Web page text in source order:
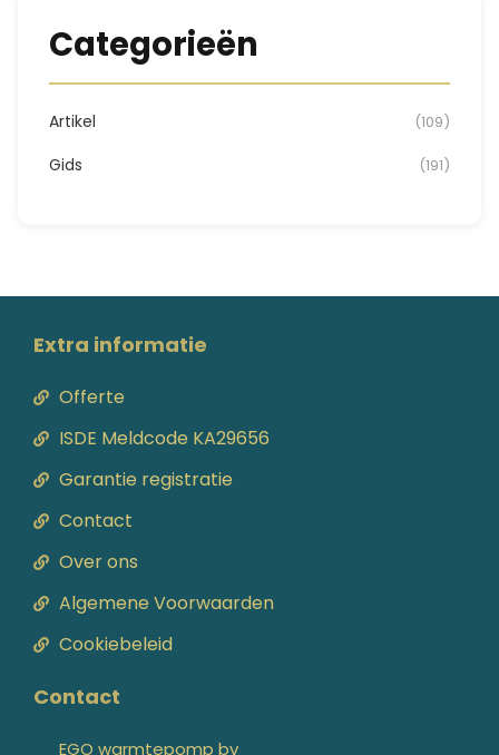
Categorieën
Artikel (109)
Gids (191)
Extra informatie
Offerte
ISDE Meldcode KA29656
Garantie registratie
Contact
Over ons
Algemene Voorwaarden
Cookiebeleid
Contact
EGO warmtepomp bv